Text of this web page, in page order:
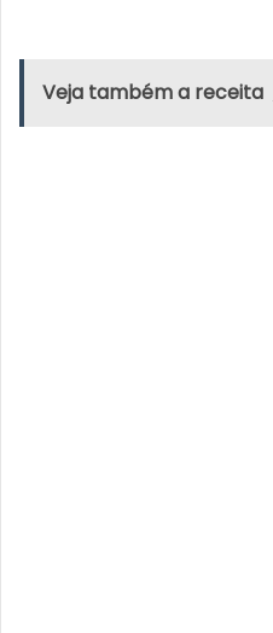
Veja também a receita